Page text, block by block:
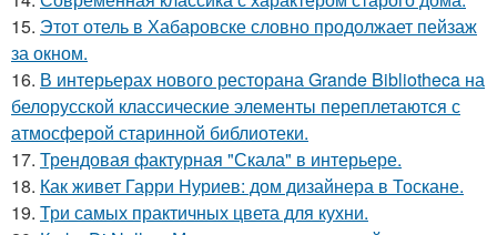
15. Этот отель в Хабаровске словно продолжает пейзаж
за окном.
16. В интерьерах нового ресторана Grande Bibliotheca на
белорусской классические элементы переплетаются с
атмосферой старинной библиотеки.
17. Трендовая фактурная "Скала" в интерьере.
18. Как живет Гарри Нуриев: дом дизайнера в Тоскане.
19. Три самых практичных цвета для кухни.